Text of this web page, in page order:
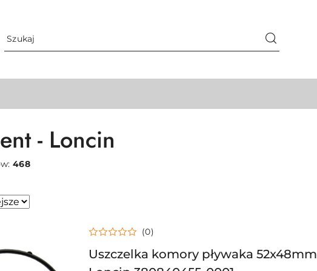
- Loncin
468
Uszczelka komory pływaka 52x48mm
(0)